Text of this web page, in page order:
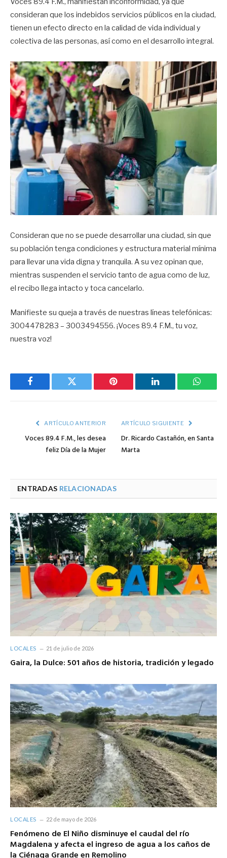
consideran que los indebidos servicios públicos en la ciudad,
tienen un efecto directo en la calidad de vida individual y
colectiva de las personas, así como en el desarrollo integral.
Consideran que no se puede desarrollar una ciudad, sin que
su población tenga condiciones y estructura material mínima
para llevar una vida digna y tranquila. A su vez opinan que,
mientras suspenden el servicio tanto de agua como de luz,
el recibo llega intacto y toca cancelarlo.
Manifieste su queja a través de nuestras líneas telefónicas:
3004478283 – 3003494556. ¡Voces 89.4 F.M., tu voz,
nuestra voz!
Facebook Twitter Pinterest LinkedIn
ARTÍCULO ANTERIOR
Voces 89.4 F.M., les desea
feliz Día de la Mujer
ARTÍCULO SIGUIENTE
Dr. Ricardo Castañón, en Santa
Marta
ENTRADAS RELACIONADAS
LOCALES 21 de julio de 2026
Gaira, la Dulce: 501 años de historia, tradición y legado
LOCALES 22 de mayo de 2026
Fenómeno de El Niño disminuye el caudal del río
Magdalena y afecta el ingreso de agua a los caños de